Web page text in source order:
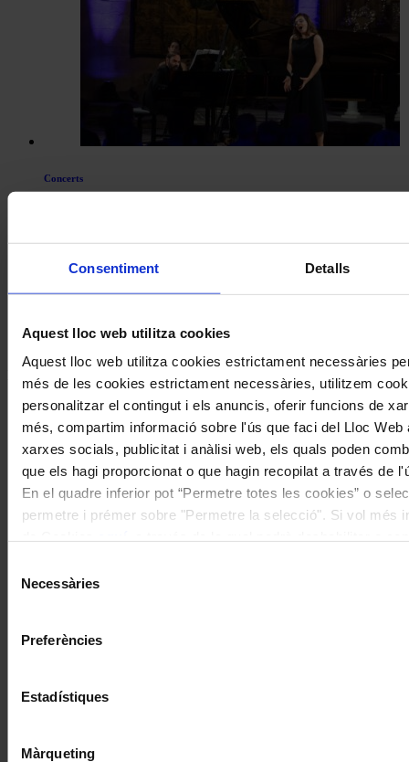
Consentiment Detalls
Aquest lloc web utilitza cookies
Aquest lloc web utilitza cookies estrictament necessàries
més de les cookies estrictament necessàries, utilitzem
personalitzar el contingut i els anuncis, oferir funcions de
més, compartim informació sobre l'ús que faci del Lloc Web
xarxes socials, publicitat i anàlisi web, els quals poden
que els hagi proporcionat o que hagin recopilat a través de
En el quadre inferior pot “Permetre totes les cookies” o
permetre i prémer sobre "Permetre la selecció". Si vol més
Necessàries
Preferències
Estadístiques
Màrqueting
Concerts
Peralada acull una estrena de
Demestres amb text de Cristina
Pavarotti
Coneix la nostra publicació
I gaudeix a més dels següents descomptes:
20% als concerts del Palau de la Música Catalana
Descomptes a altres cicles de concerts col·laboradors